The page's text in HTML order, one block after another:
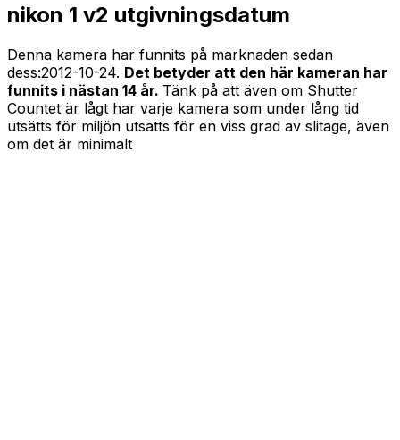
nikon 1 v2 utgivningsdatum
Denna kamera har funnits på marknaden sedan
dess:2012-10-24. Det betyder att den här kameran har
funnits i nästan 14 år. Tänk på att även om Shutter
Countet är lågt har varje kamera som under lång tid
utsätts för miljön utsatts för en viss grad av slitage, även
om det är minimalt